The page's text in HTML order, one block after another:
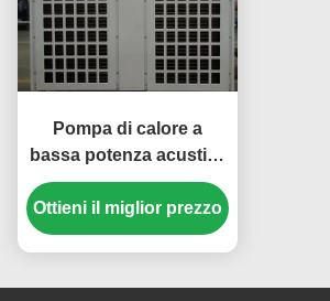
Pompa di calore a
bassa potenza acustica
da 36 kW con
compressore a rotolo
per applicazioni
Ottieni il miglior prezzo